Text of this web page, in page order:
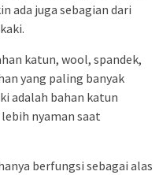
ada juga sebagian dari
katun, wool, spandek,
yang paling banyak
adalah bahan katun
nyaman saat
berfungsi sebagai alas